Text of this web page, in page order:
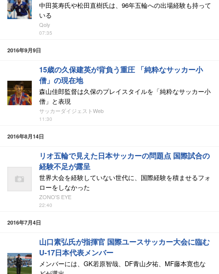
中田英寿氏や松田直樹氏は、96年五輪への出場経験も持って
いる
Qoly
07:35
2016年9月9日
15歳の久保建英が背負う重圧 「純粋なサッカー小
僧」の現在地
森山佳郎監督は久保のプレイスタイルを「純粋なサッカー小
僧」と表現
サッカーダイジェストWeb
11:30
2016年8月14日
リオ五輪で見えた日本サッカーの問題点 国際試合の
経験不足が露呈
世界大会を経験していない世代に、国際経験を積ませるフォ
ローをしなかった
ZONO'S EYE
22:40
2016年7月4日
山口素弘氏が指揮官 国際ユースサッカー大会に臨む
U-17日本代表メンバー
メンバーには、GK若原智哉、DF青山夕祐、MF藤本寛也な